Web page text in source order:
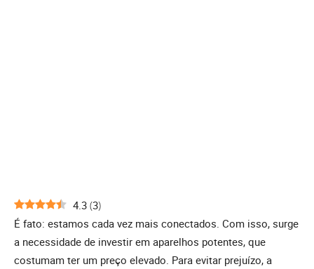
4.3 (3)
É fato: estamos cada vez mais conectados. Com isso, surge
a necessidade de investir em aparelhos potentes, que
costumam ter um preço elevado. Para evitar prejuízo, a